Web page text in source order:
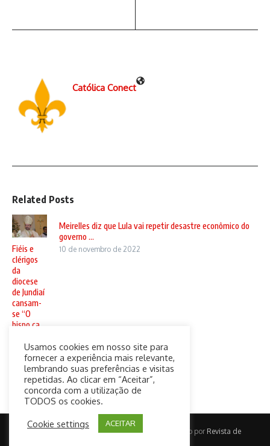
Católica Conect
Related Posts
Fiéis e
clérigos
da
diocese
de Jundiaí
cansam-
se “O
bispo ca ...
setembro
de 2024
Meirelles diz que Lula vai repetir desastre econômico do
governo ...
10 de novembro de 2022
Copyright © 2026 CatolicaConect | Desenvolvido por Revista de
Usamos cookies em nosso site para
fornecer a experiência mais relevante,
lembrando suas preferências e visitas
repetidas. Ao clicar em “Aceitar”,
concorda com a utilização de
TODOS os cookies.
Cookie settings ACEITAR